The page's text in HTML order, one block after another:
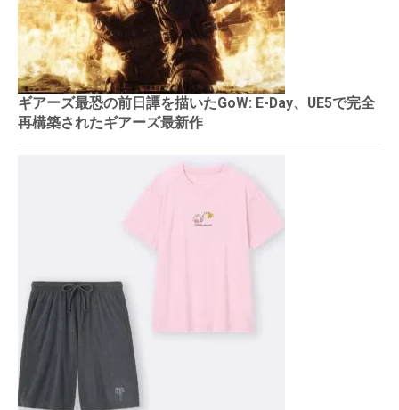
ギアーズ最恐の前日譚を描いたGoW: E-Day、UE5で完全
再構築されたギアーズ最新作